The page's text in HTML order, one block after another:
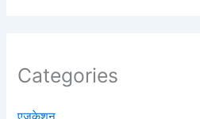
Categories